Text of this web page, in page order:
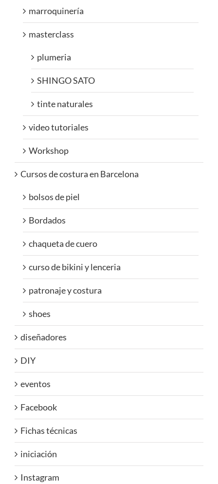
marroquinería
masterclass
plumeria
SHINGO SATO
tinte naturales
video tutoriales
Workshop
Cursos de costura en Barcelona
bolsos de piel
Bordados
chaqueta de cuero
curso de bikini y lenceria
patronaje y costura
shoes
diseñadores
DIY
eventos
Facebook
Fichas técnicas
iniciación
Instagram